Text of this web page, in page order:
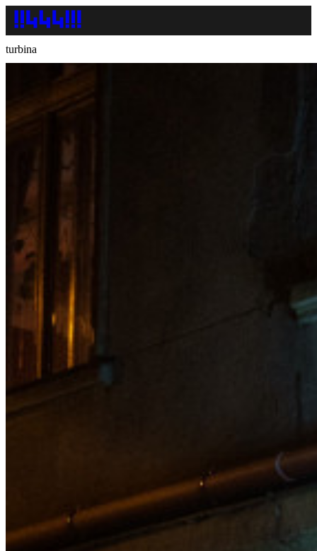
turbina